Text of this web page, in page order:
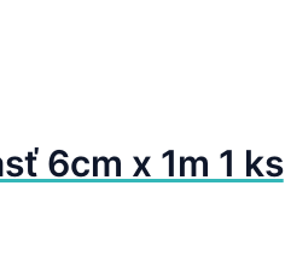
6cm x 1m 1 ks